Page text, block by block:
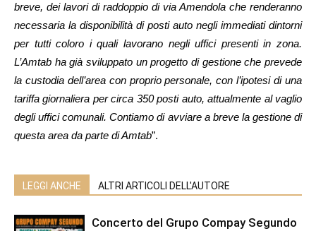
breve, dei lavori di raddoppio di via Amendola che renderanno
necessaria la disponibilità di posti auto negli immediati dintorni
per tutti coloro i quali lavorano negli uffici presenti in zona.
L’Amtab ha già sviluppato un progetto di gestione che prevede
la custodia dell’area con proprio personale, con l’ipotesi di una
tariffa giornaliera per circa 350 posti auto, attualmente al vaglio
degli uffici comunali. Contiamo di avviare a breve la gestione di
questa area da parte di Amtab”.
LEGGI ANCHE ALTRI ARTICOLI DELL'AUTORE
Concerto del Grupo Compay Segundo